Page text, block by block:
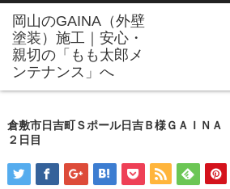
倉敷市日吉町Ｓポール日吉Ｂ様ＧＡＩＮＡ
２日目